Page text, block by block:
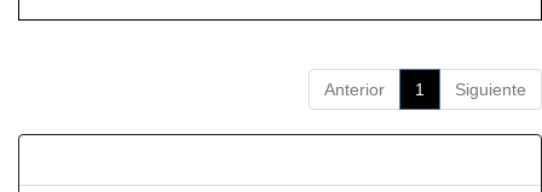
Anterior 1 Siguiente